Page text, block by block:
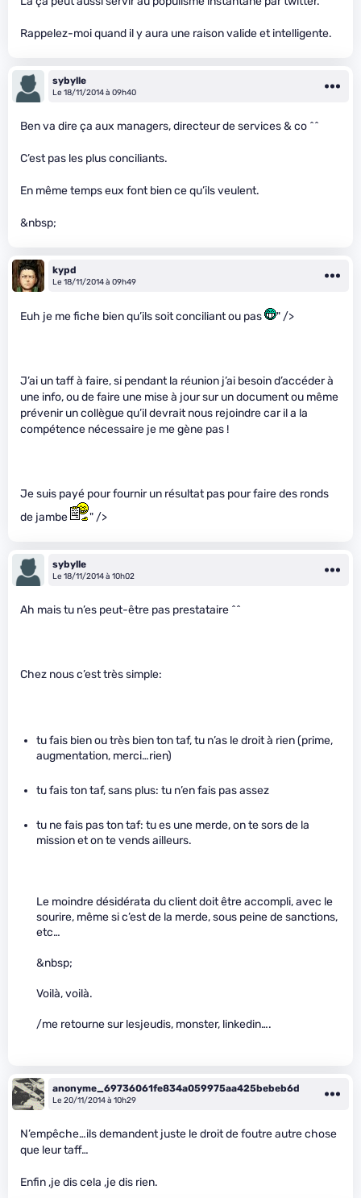
Rappelez-moi quand il y aura une raison valide et intelligente.
sybylle
Le 18/11/2014 à 09h40
Ben va dire ça aux managers, directeur de services & co ^^
C’est pas les plus conciliants.
En même temps eux font bien ce qu’ils veulent.
&nbsp;
kypd
Le 18/11/2014 à 09h49
Euh je me fiche bien qu’ils soit conciliant ou pas " />
J’ai un taff à faire, si pendant la réunion j’ai besoin d’accéder à
une info, ou de faire une mise à jour sur un document ou même
prévenir un collègue qu’il devrait nous rejoindre car il a la
compétence nécessaire je me gène pas !
Je suis payé pour fournir un résultat pas pour faire des ronds
de jambe
" />
sybylle
Le 18/11/2014 à 10h02
Ah mais tu n’es peut-être pas prestataire ^^
Chez nous c’est très simple:
tu fais bien ou très bien ton taf, tu n’as le droit à rien (prime,
augmentation, merci…rien)
tu fais ton taf, sans plus: tu n’en fais pas assez
tu ne fais pas ton taf: tu es une merde, on te sors de la
mission et on te vends ailleurs.
Le moindre désidérata du client doit être accompli, avec le
sourire, même si c’est de la merde, sous peine de sanctions,
etc…
&nbsp;
Voilà, voilà.
/me retourne sur lesjeudis, monster, linkedin….
anonyme_69736061fe834a059975aa425bebeb6d
Le 20/11/2014 à 10h29
N’empêche…ils demandent juste le droit de foutre autre chose
que leur taff…
Enfin ,je dis cela ,je dis rien.